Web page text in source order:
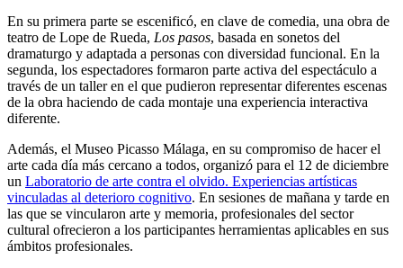
En su primera parte se escenificó, en clave de comedia, una obra de
teatro de Lope de Rueda, Los pasos, basada en sonetos del
dramaturgo y adaptada a personas con diversidad funcional. En la
segunda, los espectadores formaron parte activa del espectáculo a
través de un taller en el que pudieron representar diferentes escenas
de la obra haciendo de cada montaje una experiencia interactiva
diferente.
Además, el Museo Picasso Málaga, en su compromiso de hacer el
arte cada día más cercano a todos, organizó para el 12 de diciembre
un Laboratorio de arte contra el olvido. Experiencias artísticas
vinculadas al deterioro cognitivo. En sesiones de mañana y tarde en
las que se vincularon arte y memoria, profesionales del sector
cultural ofrecieron a los participantes herramientas aplicables en sus
ámbitos profesionales.